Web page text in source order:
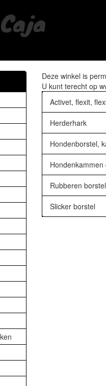
Deze winkel is
U kunt terecht op
Activet, flexit,
Herderhark
Hondenborstel,
Rubberen
Slicker borstel